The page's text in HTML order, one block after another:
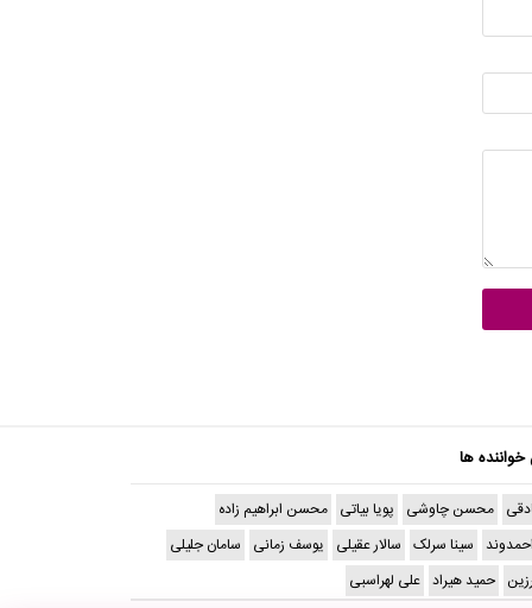
خواننده ها
محسن چاوشی پویا بیاتی محسن ابراهیم زاده
سینا سرلک سالار عقیلی یوسف زمانی سامان جلیلی
حمید هیراد علی لهراسبی